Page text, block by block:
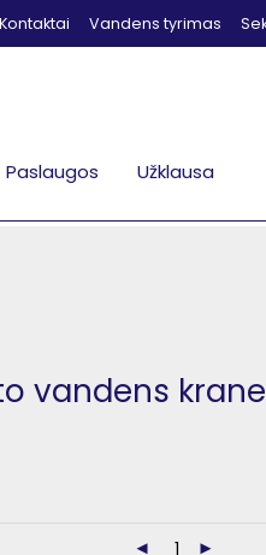
Kontaktai Vandens tyrimas
Paslaugos Užklausa
vandens